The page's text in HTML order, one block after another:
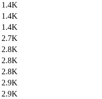
1.4K
1.4K
1.4K
2.7K
2.8K
2.8K
2.8K
2.9K
2.9K